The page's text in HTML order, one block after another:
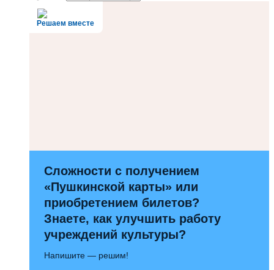
Решаем вместе
Сложности с получением
«Пушкинской карты» или
приобретением билетов?
Знаете, как улучшить работу
учреждений культуры?
Напишите — решим!